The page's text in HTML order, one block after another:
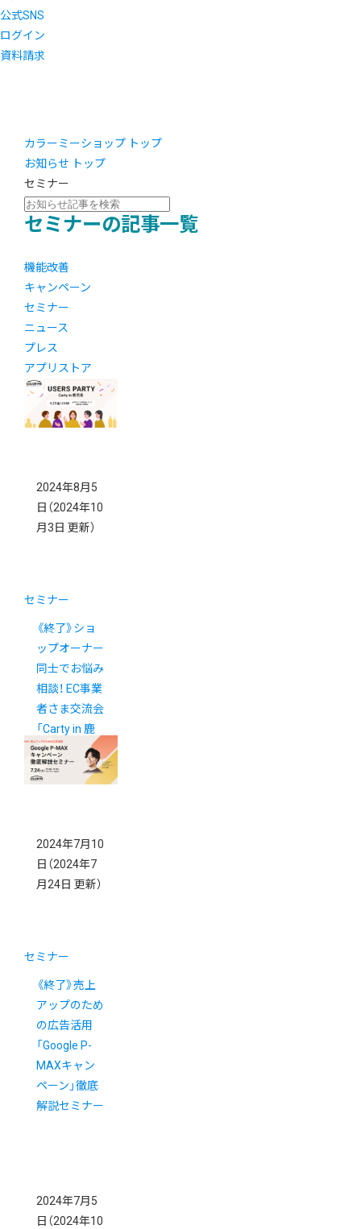
公式SNS
ログイン
資料請求
カラーミーショップ トップ
お知らせ トップ
セミナー
セミナーの記事一覧
機能改善
キャンペーン
セミナー
ニュース
プレス
アプリストア
2024年8月5
日 （2024年10
月3日 更新）
セミナー
《終了》ショ
ップオーナー
同士でお悩み
相談！ EC事業
者さま交流会
「Carty in 鹿
児島」
2024年7月10
日 （2024年7
月24日 更新）
セミナー
《終了》売上
アップのため
の広告活用
「Google P-
MAXキャン
ペーン」徹底
解説セミナー
2024年7月5
日 （2024年10